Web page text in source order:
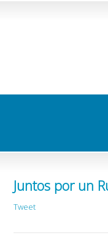
Juntos por un
Tweet